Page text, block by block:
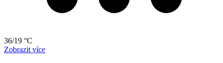
36/19 °C
Zobrazit více